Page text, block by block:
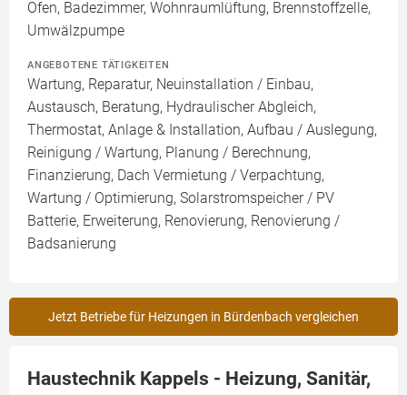
Ofen, Badezimmer, Wohnraumlüftung, Brennstoffzelle,
Umwälzpumpe
ANGEBOTENE TÄTIGKEITEN
Wartung, Reparatur, Neuinstallation / Einbau,
Austausch, Beratung, Hydraulischer Abgleich,
Thermostat, Anlage & Installation, Aufbau / Auslegung,
Reinigung / Wartung, Planung / Berechnung,
Finanzierung, Dach Vermietung / Verpachtung,
Wartung / Optimierung, Solarstromspeicher / PV
Batterie, Erweiterung, Renovierung, Renovierung /
Badsanierung
Jetzt Betriebe für Heizungen in Bürdenbach vergleichen
Haustechnik Kappels - Heizung, Sanitär,